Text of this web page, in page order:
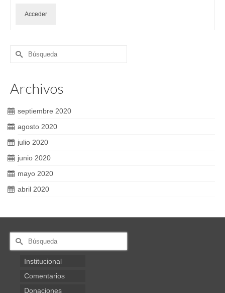
Acceder
Buscar
por:
Archivos
septiembre 2020
agosto 2020
julio 2020
junio 2020
mayo 2020
abril 2020
Buscar
por:
Institucional
Comentarios
Donaciones